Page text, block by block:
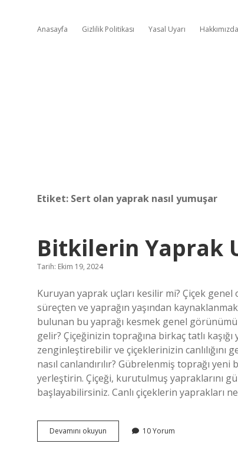
Anasayfa Gizlilik Politikası Yasal Uyarı Hakkımızda
Etiket: Sert olan yaprak nasıl yumuşar
Bitkilerin Yaprak
Tarih: Ekim 19, 2024
Kuruyan yaprak uçları kesilir mi? Çiçek genel
süreçten ve yaprağın yaşından
bulunan bu yaprağı kesmek genel
gelir? Çiçeğinizin toprağına birkaç tatlı
zenginleştirebilir ve çiçeklerinizin canlılığını
nasıl canlandırılır? Gübrelenmiş toprağı
yerleştirin. Çiçeği, kurutulmuş yapraklarını
başlayabilirsiniz. Canlı çiçeklerin yaprakları
Devamını okuyun Bitkilerin
Yaprak
10 Yorum